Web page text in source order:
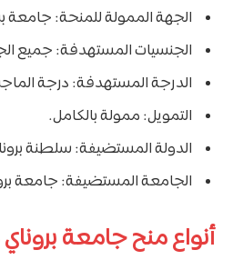
الجهة الممولة للمنحة: جامعة
الجنسيات المستهدفة: جميع
الدرجة المستهدفة: درجة
التمويل: ممولة بالكامل.
الدولة المستضيفة: سلطنة
الجامعة المستضيفة: جامعة
أنواع منح جامعة بروناي